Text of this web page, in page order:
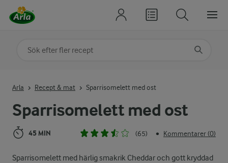
Sparrisomelett med ost
45 MIN (65) • Kommentarer (0)
Sparrisomelett med härlig smakrik Cheddar och gott kryddad
Arla Recept & mat Sparrisomelett med ost
Sök på kategori eller ingrediens